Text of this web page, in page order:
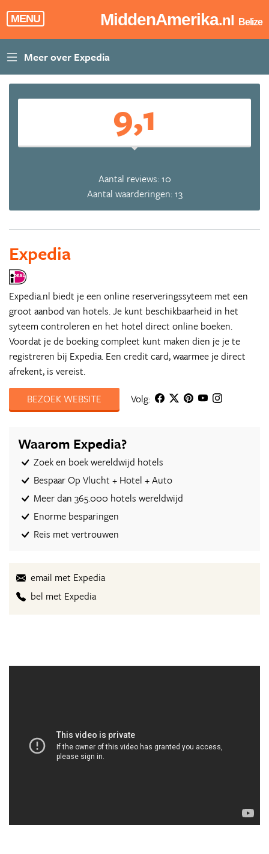
MENU MiddenAmerika.nl Belize
9,1
Aantal reviews: 10
Aantal waarderingen: 13
Expedia
Expedia.nl biedt je een online reserveringssyteem met een
groot aanbod van hotels. Je kunt beschikbaarheid in het
syteem controleren en het hotel direct online boeken.
Voordat je de boeking compleet kunt maken dien je je te
registreren bij Expedia. Een credit card, waarmee je direct
afrekent, is vereist.
BEZOEK WEBSITE
Volg:
Waarom Expedia?
Zoek en boek wereldwijd hotels
Bespaar Op Vlucht + Hotel + Auto‎
Meer dan 365.000 hotels wereldwijd
Enorme besparingen
Reis met vertrouwen
email met Expedia
bel met Expedia